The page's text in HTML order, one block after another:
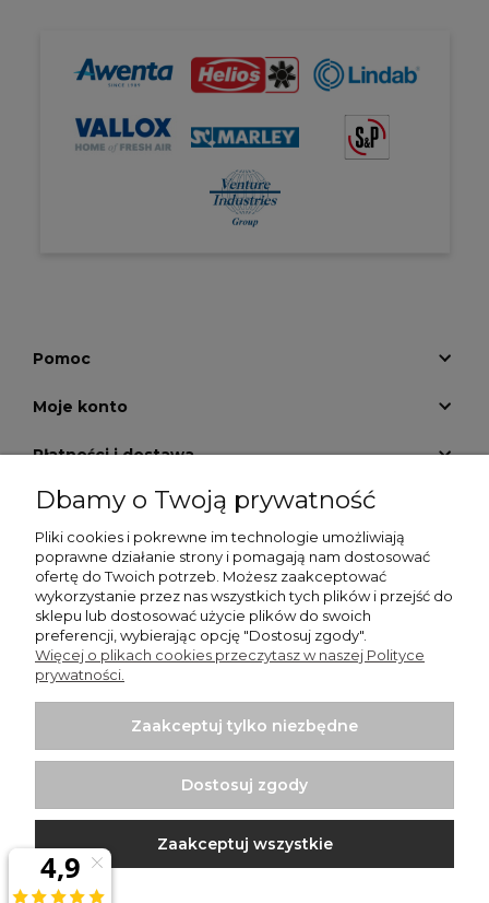
Pomoc
Moje konto
Płatności i dostawa
Informacje
O nas
GALERIA KRATEK
Włodzimierz Dziwiński Went-Dom - wentylatory
łazienkowe, wentylatory przemysłowe, kratki nierdzewne |
Punkt sprzedaży: Bartycka 26 Pawilon 29, 00-716 Warszawa |
NIP: 1250599895 | REGON: 012437058 | Email:
sklep@wentylator.co
| Telefon:663 920 780
Projekt i wykonanie:Ecommercy.pl
Dbamy o Twoją prywatność
Pliki cookies i pokrewne im technologie umożliwiają
poprawne działanie strony i pomagają nam dostosować
ofertę do Twoich potrzeb. Możesz zaakceptować
wykorzystanie przez nas wszystkich tych plików i przejść do
sklepu lub dostosować użycie plików do swoich
preferencji, wybierając opcję "Dostosuj zgody".
Więcej o plikach cookies przeczytasz w naszej Polityce
prywatności.
Zaakceptuj tylko niezbędne
Dostosuj zgody
Zaakceptuj wszystkie